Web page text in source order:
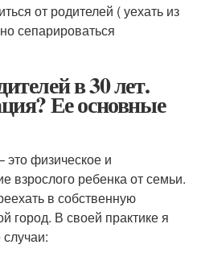
от родителей ( уехать из
сепарироваться
в 30 лет.
Ее основные
это физическое и
взрослого ребенка от семьи.
в собственную
город. В своей практике я